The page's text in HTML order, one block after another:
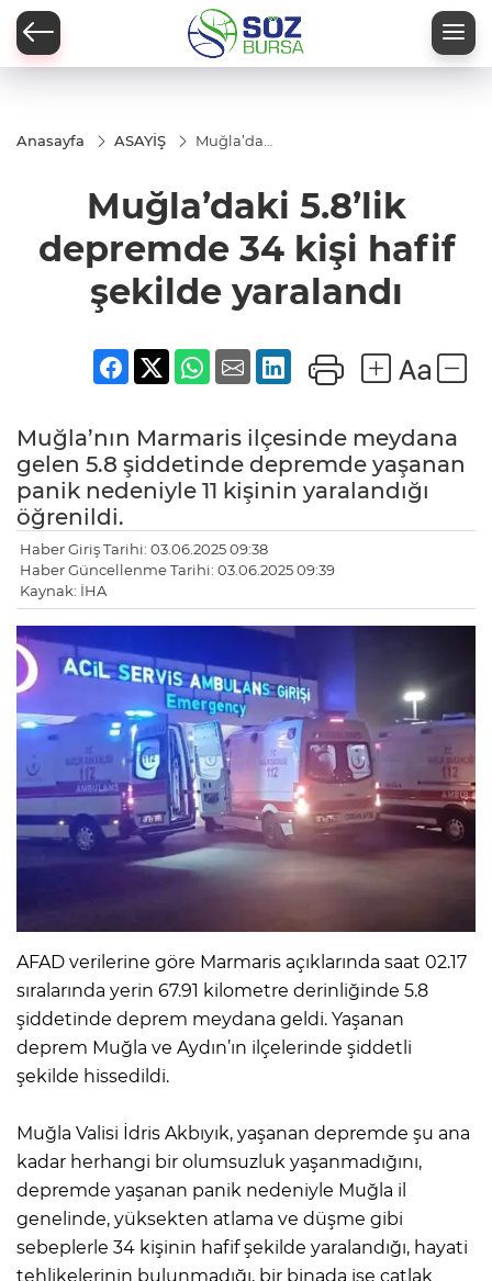
Anasayfa ASAYİŞ
Muğla’daki
34 kişi hafif
şekilde
Muğla’daki 5.8’lik
depremde 34 kişi hafif
şekilde yaralandı
Muğla’nın Marmaris ilçesinde meydana
gelen 5.8 şiddetinde depremde yaşanan
panik nedeniyle 11 kişinin yaralandığı
öğrenildi.
Haber Giriş Tarihi: 03.06.2025 09:38
Haber Güncellenme Tarihi: 03.06.2025 09:39
Kaynak: İHA
AFAD verilerine göre Marmaris açıklarında saat 02.17
sıralarında yerin 67.91 kilometre derinliğinde 5.8
şiddetinde deprem meydana geldi. Yaşanan
deprem Muğla ve Aydın’ın ilçelerinde şiddetli
şekilde hissedildi.
Muğla Valisi İdris Akbıyık, yaşanan depremde şu ana
kadar herhangi bir olumsuzluk yaşanmadığını,
depremde yaşanan panik nedeniyle Muğla il
genelinde, yüksekten atlama ve düşme gibi
sebeplerle 34 kişinin hafif şekilde yaralandığı, hayati
tehlikelerinin bulunmadığı, bir binada ise çatlak